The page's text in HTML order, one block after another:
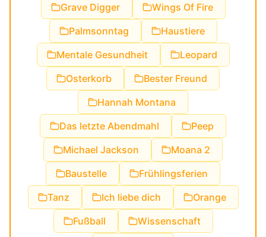
Grave Digger
Wings Of Fire
Palmsonntag
Haustiere
Mentale Gesundheit
Leopard
Osterkorb
Bester Freund
Hannah Montana
Das letzte Abendmahl
Peep
Michael Jackson
Moana 2
Baustelle
Frühlingsferien
Tanz
Ich liebe dich
Orange
Fußball
Wissenschaft